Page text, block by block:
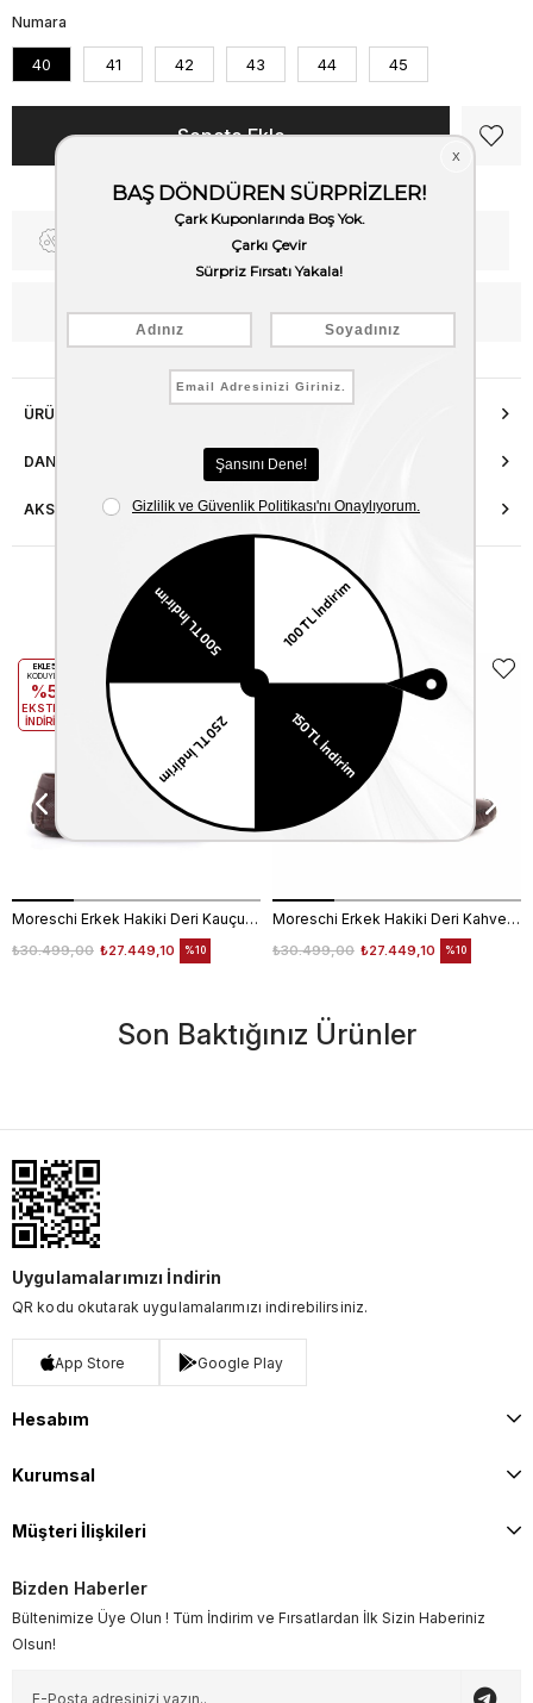
Numara
40 41 42 43 44 45
Fiyat Düşünce Haber Ver
WhatsApp’tan Bilgi Al
ÜRÜN ÖZELLIKLERI
DANIŞMA HATTI
AKSESUAR ONARIMI
Benzer Ürünler
Moreschi Erkek Hakiki Deri Kauçuk Taban Kahverengi Loafer Konforlu Ayakkabı
₺27.449,10
₺30.499,00 %10
EKLE5
KODUYLA
%5
EKSTRA
İNDİRİM
Moreschi Erkek Hakiki Deri Kahverengi Loafer Konforlu Ayakkabı
₺27.449,10
₺30.499,00 %10
İNDİRİM
Son Baktığınız Ürünler
Uygulamalarımızı İndirin
QR kodu okutarak uygulamalarımızı indirebilirsiniz.
App Store Google Play
Hesabım
Kurumsal
Müşteri İlişkileri
Bizden Haberler
Bültenimize Üye Olun ! Tüm İndirim ve Fırsatlardan İlk Sizin Haberiniz
Olsun!